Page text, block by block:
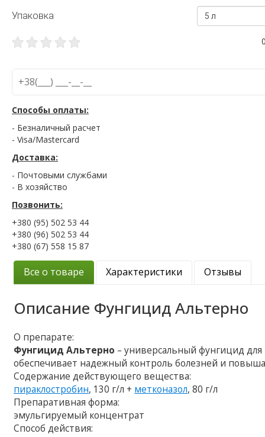
Упаковка 5 л
Способы оплаты:
- Безналичный расчет
- Visa/Mastercard
Доставка:
- Почтовыми службами
- В хозяйство
Позвонить:
+380 (95) 502 53 44
+380 (96) 502 53 44
+380 (67) 558 15 87
Все о товаре Характеристики Отзывы
Описание Фунгицид Альтерно
О препарате:
Фунгицид Альтерно – универсальный фунгицид
обеспечивает надежный контроль болезней и
Содержание действующего вещества:
пираклостробин, 130 г/л + метконазол, 80 г/л
Препаративная форма:
эмульгируемый концентрат
Способ действия: